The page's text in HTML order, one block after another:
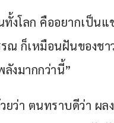
ทั้งโลก คืออยากเป็
ณ ก็เหมือนฝันของช
งมากกว่านี้”
ยว่า ตนทราบดีว่า ผ